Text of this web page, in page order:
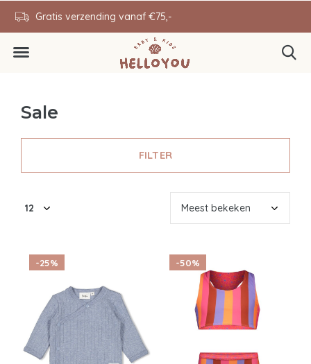
Gratis verzending vanaf €75,-
Sale
FILTER
-25% -50%